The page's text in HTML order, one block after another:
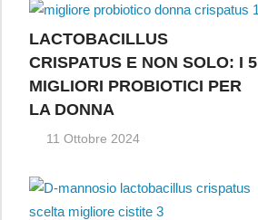
LACTOBACILLUS
CRISPATUS E NON SOLO: I 5
MIGLIORI PROBIOTICI PER
LA DONNA
11 Ottobre 2024